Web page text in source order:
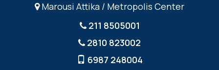
Marousi Attika / Metropolis Center
211 8505001
2810 823002
6987 248004